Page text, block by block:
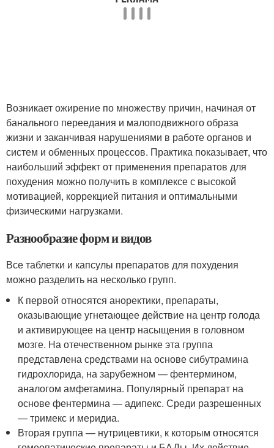
Возникает ожирение по множеству причин, начиная от
банального переедания и малоподвижного образа
жизни и заканчивая нарушениями в работе органов и
систем и обменных процессов. Практика показывает, что
наибольший эффект от применения препаратов для
похудения можно получить в комплексе с высокой
мотивацией, коррекцией питания и оптимальными
физическими нагрузками.
Разнообразие форм и видов
Все таблетки и капсулы препаратов для похудения
можно разделить на несколько групп.
К первой относятся аноректики, препараты,
оказывающие угнетающее действие на центр голода
и активирующее на центр насыщения в головном
мозге. На отечественном рынке эта группа
представлена средствами на основе сибутрамина
гидрохлорида, на зарубежном — фентермином,
аналогом амфетамина. Популярный препарат на
основе фентермина — адипекс. Среди разрешенных
— тримекс и меридиа.
Вторая группа — нутрицевтики, к которым относятся